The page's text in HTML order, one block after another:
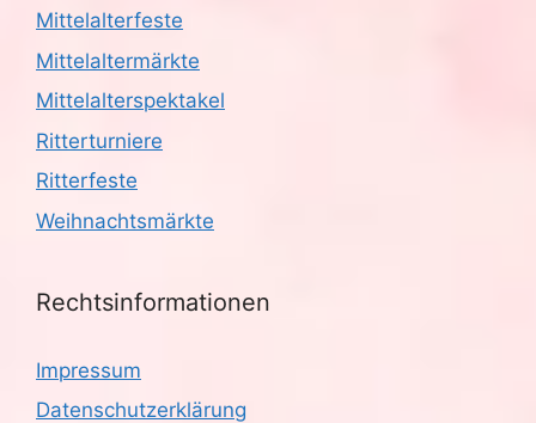
Mittelalterfeste
Mittelaltermärkte
Mittelalterspektakel
Ritterturniere
Ritterfeste
Weihnachtsmärkte
Rechtsinformationen
Impressum
Datenschutzerklärung